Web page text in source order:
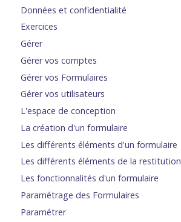
Données et confidentialité
Exercices
Gérer
Gérer vos comptes
Gérer vos Formulaires
Gérer vos utilisateurs
L'espace de conception
La création d'un formulaire
Les différents éléments d'un formulaire
Les différents éléments de la restitution
Les fonctionnalités d'un formulaire
Paramétrage des Formulaires
Paramétrer